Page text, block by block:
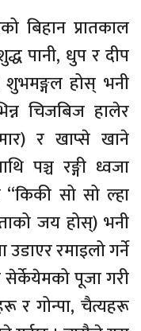
बिहान प्रातकाल
पानी, धुप र दीप
होस् भनी
चिजबिज हालेर
र खाप्से खाने
पञ्च रङ्गी ध्वजा
सो सो ल्हा
जय होस्) भनी
रमाइलो गर्ने
पूजा गरी
र गोन्पा, चैत्यहरू